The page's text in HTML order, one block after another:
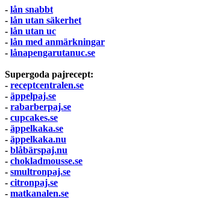
- lån snabbt
- lån utan säkerhet
- lån utan uc
- lån med anmärkningar
- lånapengarutanuc.se
Supergoda pajrecept:
- receptcentralen.se
- äppelpaj.se
- rabarberpaj.se
- cupcakes.se
- äppelkaka.se
- äppelkaka.nu
- blåbärspaj.nu
- chokladmousse.se
- smultronpaj.se
- citronpaj.se
- matkanalen.se